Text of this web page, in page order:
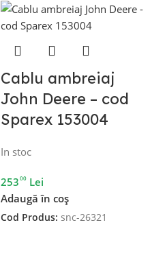
Cablu ambreiaj
John Deere – cod
Sparex 153004
In stoc
25300 Lei
Adaugă în coș
Cod Produs: snc-26321